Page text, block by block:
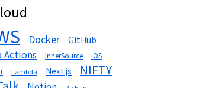
Docker GitHub
Actions InnerSource iOS
Lambda Next.js
NIFTY